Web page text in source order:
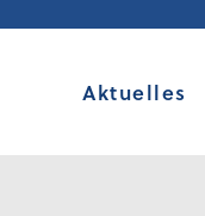
Aktuelles